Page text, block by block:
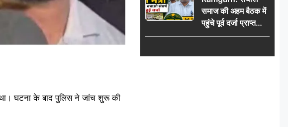
घटना के बाद पुलिस ने जांच शुरू की
समाज की अहम बैठक में
पहुंचे पूर्व दर्जा प्राप्त
मंत्री, मरांग बुरू बचाओ